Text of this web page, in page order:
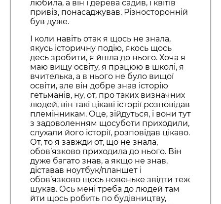
любила, а він і дерева садив, і квітів
привіз, понасаджував. Різносторонній
був дуже.
І коли навіть отак я щось не знала,
якусь історичну подію, якось щось
десь зробити, я йшла до нього. Хоча я
маю вищу освіту, я працюю в школі, я
вчителька, а в нього не було вищої
освіти, але він добре знав історію
гетьманів, ну, от, про таких визначних
людей, він такі цікаві історії розповідав
племінникам. Оце, зійдуться, і вони тут
з задоволенням щосуботи приходили,
слухали його історії, розповідав цікаво.
От, то я завжди от, що не знала,
обов’язково приходила до нього. Він
дуже багато знав, а якщо не знав,
діставав ноутбук/планшет і
обов’язково щось новеньке звідти теж
шукав. Ось мені треба до людей там
йти щось робить по будівництву,